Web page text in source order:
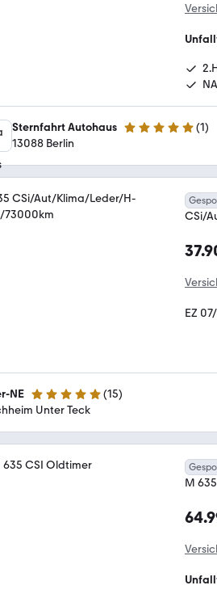
Sternfahrt Autohaus 5 Sterne (1)
13088 Berlin
CSi/
EZ
NE 5 Sterne (15)
Unter Teck
M